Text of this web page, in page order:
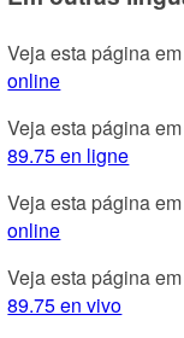
Veja esta página
online
Veja esta página
89.75 en ligne
Veja esta página
online
Veja esta página
89.75 en vivo